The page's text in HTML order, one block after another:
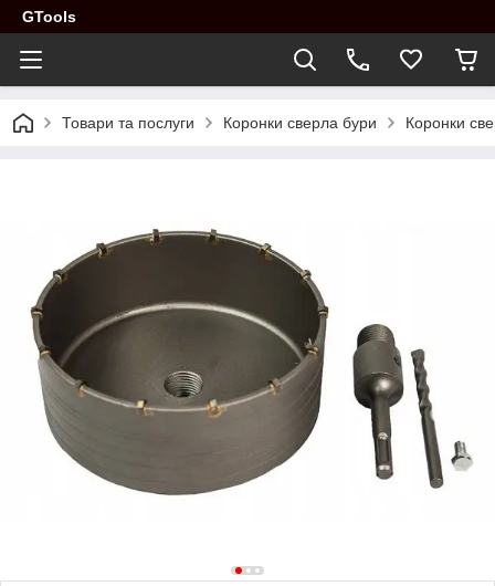
GTools
Товари та послуги Коронки сверла бури Коронки